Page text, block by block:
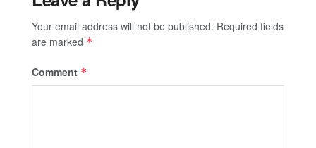
Your email address will not be published. Required fields
are marked *
Comment *